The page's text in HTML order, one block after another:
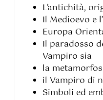
L’antichità,
Il Medioevo e
Europa
Il paradosso
Vampiro sia
la
il Vampiro di
Simboli ed